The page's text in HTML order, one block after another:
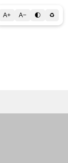
A+ A− 🌓 ♻